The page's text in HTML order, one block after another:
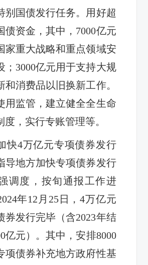
别国债发行任务。用好超
债资金，其中，7000亿元
家重大战略和重点领域安
；3000亿元用于支持大规
和消费品以旧换新工作。
用监管，建立健全全生命
度，实行专账管理等。
4万亿元专项债券发行
导地方加快专项债券发行
调度，按旬通报工作进
年12月25日，4万亿元
券发行完毕（含2023年结
亿元）。其中，安排8000
项债券补充地方政府性基